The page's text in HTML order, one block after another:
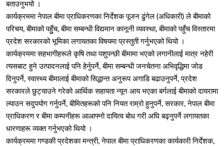
बताउनुभयो ।
कार्यक्रममा नेपाल बीमा प्राधिकरणका निर्देशक पूजन ढुंगेल (अधिकारी) ले बीमाको
परिचय, बीमाको पहुुँच, बीमा सम्बन्धी विद्यमान कानूनी व्यवस्था, बीमाको पहुँच विस्तारमा
प्रदेश सरकारको भूमिका लगायतका विषयमा प्रस्तुती गर्नुभएको थियो ।
कार्यक्रममा सहभागीहरूले कृषि तथा पशुपन्छी बीमामा भएको लगानीलाई मात्र नहेरी
त्यसबाट हुने उत्पादनलाई पनि हेर्नुपर्ने, बीमा सम्बन्धी जनचेतना अभिवृद्धिमा जोड
दिनुपर्ने, स्वास्थ्य बीमालाई बीमाको सिद्धान्त अनुरूप अगाडि बढाउनुपर्ने, प्रदेश
सरकारले छुट्याउने गरेको आर्थिक सहायता न्यून आय भएका बर्गलाई बीमाको दायरामा
ल्याउन सदुपयोग गर्नुपर्ने, बीमितहरूको पनि नियत राम्रो हुनुपर्ने, सरकार, नेपाल बीमा
प्राधिकरण र बीमा कम्पनीहरू आआफ्नो दायित्व बोध गरी अघि बढ्नुपर्ने लगायतका
धारणाहरू व्यक्त गर्नुभएको थियो ।
कार्यक्रममा गण्डकी प्रदेशका मन्त्री, नेपाल बीमा प्राधिकरणका कार्यकारी निर्देशक,